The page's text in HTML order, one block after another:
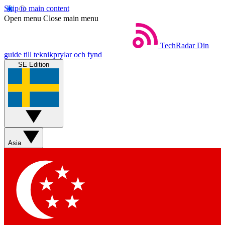
Skip to main content
Open menu Close main menu
TechRadar Din
guide till teknikprylar och fynd
SE Edition
Asia